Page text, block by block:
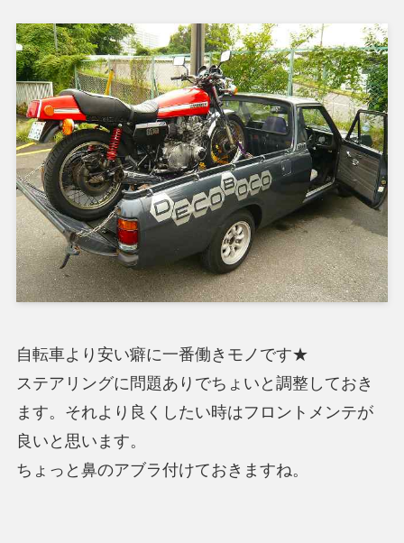
自転車より安い癖に一番働きモノです★
ステアリングに問題ありでちょいと調整しておき
ます。それより良くしたい時はフロントメンテが
良いと思います。
ちょっと鼻のアブラ付けておきますね。